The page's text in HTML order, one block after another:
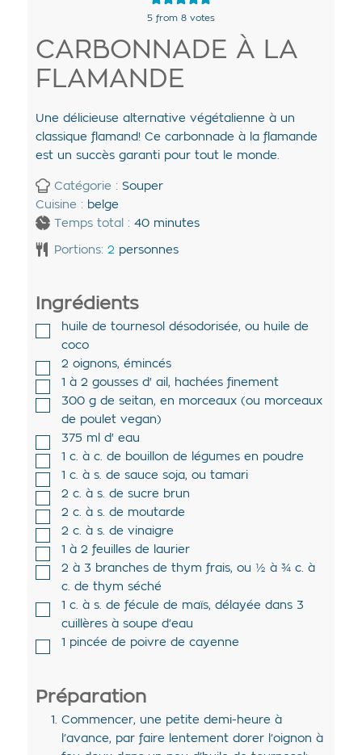
5from 8votes
CARBONNADE À LA
FLAMANDE
Une délicieuse alternative végétalienne à un
classique flamand! Ce carbonnade à la flamande
est un succès garanti pour tout le monde.
Catégorie : Souper
Cuisine : belge
Temps total : 40 minutes
Portions: 2 personnes
Ingrédients
huile de tournesol désodorisée, ou huile de
coco
2 oignons, émincés
1 à 2 gousses d' ail , hachées finement
300 g de seitan, en morceaux (ou morceaux
de poulet vegan)
375 ml d' eau
1 c. à c. de bouillon de légumes en poudre
1 c. à s. de sauce soja, ou tamari
2 c. à s. de sucre brun
2 c. à s. de moutarde
2 c. à s. de vinaigre
1 à 2 feuilles de
laurier
2 à 3 branches de thym frais, ou ½ à ¾ c. à
c. de thym séché
1 c. à s. de fécule de maïs, délayée dans 3
cuillères à soupe d’eau
1 pincée de poivre de cayenne
Préparation
Commencer, une petite demi-heure à
l’avance, par faire lentement dorer l’oignon à